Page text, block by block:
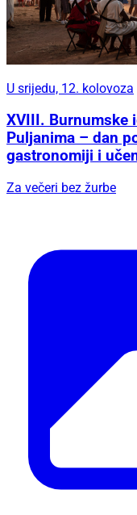
U srijedu, 12. kolovoza
XVIII. Burnumske
Puljanima – dan
gastronomiji i
Za večeri bez žurbe